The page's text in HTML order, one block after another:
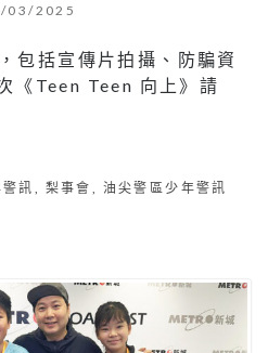
03/2025
包括宣傳片拍攝、防騙資
《Teen Teen 向上》請
訊 梨事會 油尖警區少年警訊